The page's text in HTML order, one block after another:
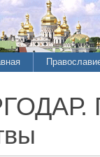
История